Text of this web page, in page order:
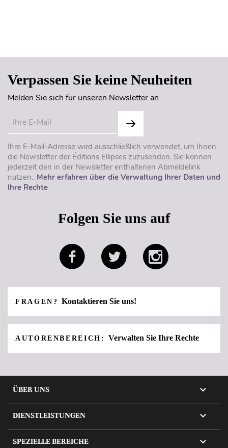
Verpassen Sie keine Neuheiten
Melden Sie sich für unseren Newsletter an
Ihre E-Mail-Adresse wird ausschließlich verwendet, um Ihnen
die Newsletter der Éditions Ellipses zuzusenden. Sie können
jederzeit den in der Newsletter enthaltenen Abmeldelink
nutzen.. Mehr erfahren über die Verwaltung Ihrer Daten und
Ihre Rechte
Folgen Sie uns auf
FRAGEN? Kontaktieren Sie uns!
AUTORENBEREICH: Verwalten Sie Ihre Rechte
ÜBER UNS 
DIENSTLEISTUNGEN 
SPEZIELLE BEREICHE 